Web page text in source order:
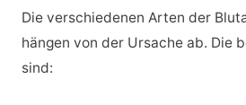
Die verschiedenen Arten der
hängen von der Ursache ab. Die
sind: